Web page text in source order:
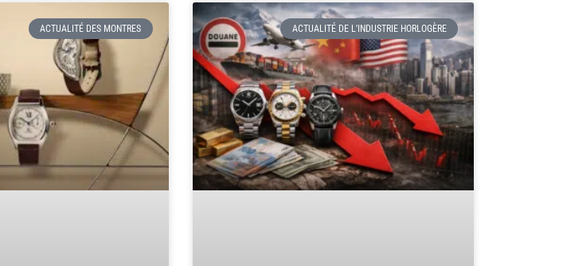
ACTUALITÉ DES MONTRES ACTUALITÉ DE L'INDUSTRIE HORLOGÈRE